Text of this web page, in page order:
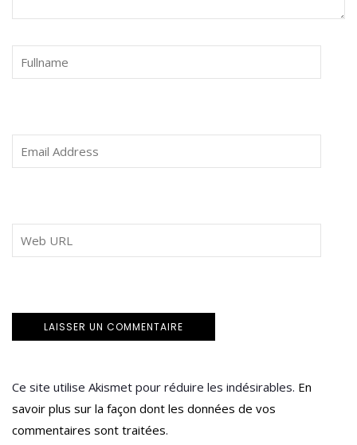
Ce site utilise Akismet pour réduire les indésirables. En
savoir plus sur la façon dont les données de vos
commentaires sont traitées.